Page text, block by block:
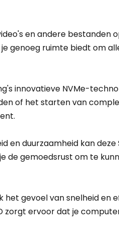
en andere bestanden
genoeg ruimte biedt om
innovatieve NVMe-
of het starten van
duurzaamheid kan deze
de gemoedsrust om te
gevoel van snelheid en
zorgt ervoor dat je